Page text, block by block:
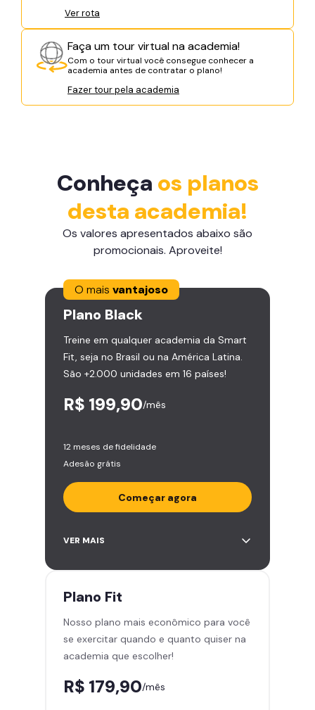
Ver rota
Faça um tour virtual na academia!
Com o tour virtual você consegue conhecer a
academia antes de contratar o plano!
Fazer tour pela academia
Conheça os planos
desta academia!
Os valores apresentados abaixo são
promocionais. Aproveite!
O mais vantajoso
Plano Black
Treine em qualquer academia da Smart
Fit, seja no Brasil ou na América Latina.
São +2.000 unidades em 16 países!
R$ 199,90/mês
12 meses de fidelidade
Adesão grátis
Começar agora
Acesso ilimitado a +2.000
Leve 5 amigos por mês para
Cadeira de massagem
Skeelo App (Audiobook)*
Área de musculação e aeróbicos
Smart Fit App
VER MAIS
Plano Fit
Nosso plano mais econômico para você
se exercitar quando e quanto quiser na
academia que escolher!
R$ 179,90/mês